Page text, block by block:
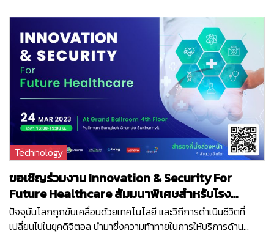
Technology
ขอเชิญร่วมงาน Innovation & Security For
Future Healthcare สัมมนาพิเศษสำหรับโรง
พยาบาลโดยเฉพาะ
ปัจจุบันโลกถูกขับเคลื่อนด้วยเทคโนโลยี และวิถีการดำเนินชีวิตที่
เปลี่ยนไปในยุคดิจิตอล นำมาซึ่งความท้าทายในการให้บริการด้าน